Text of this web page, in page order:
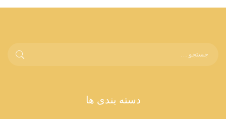
دسته بندی ها